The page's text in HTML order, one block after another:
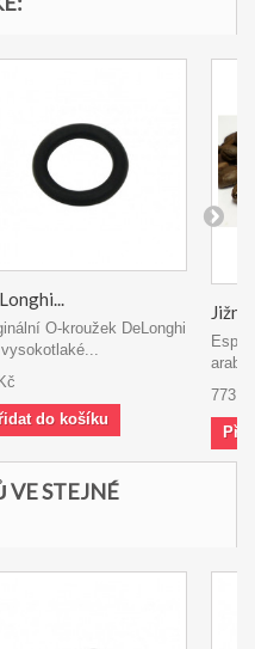
O-kroužek DeLonghi
vysokotlaké...
do košíku
Jižní...
773
VE STEJNÉ